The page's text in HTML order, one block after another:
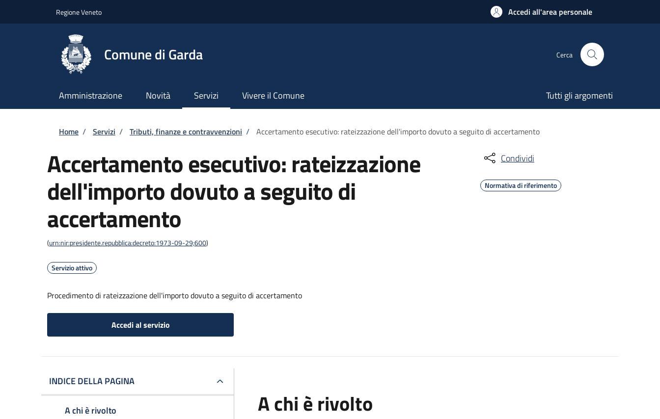
Regione Veneto Accedi all'area personale
Comune di Garda Cerca
Amministrazione Novità Servizi Vivere il Comune Tutti gli argomenti
Briciole di pane
Home / Servizi / Tributi, finanze e contravvenzioni / Accertamento esecutivo: rateizzazione dell'importo dovuto a seguito di accertamento
Accertamento esecutivo: rateizzazione
dell'importo dovuto a seguito di
accertamento
(urn:nir:presidente.repubblica:decreto:1973-09-29;600)
Servizio attivo
Procedimento di rateizzazione dell'importo dovuto a seguito di accertamento
Accedi al servizio
Condividi
Normativa di riferimento
INDICE DELLA PAGINA
A chi è rivolto
A chi è rivolto